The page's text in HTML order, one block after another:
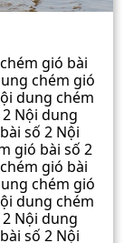
gió bài
chém gió
dung chém
Nội dung
số 2 Nội
gió bài số 2
gió bài
chém gió
dung chém
Nội dung
số 2 Nội